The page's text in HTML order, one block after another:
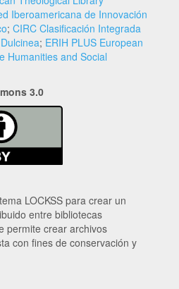
Iberoamericana de Innovación
; CIRC Clasificación Integrada
Dulcinea; ERIH PLUS European
Humanities and Social
3.0
LOCKSS para crear un
entre bibliotecas
permite crear archivos
con fines de conservación y